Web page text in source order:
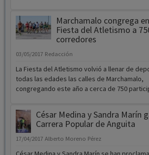
Marchamalo congrega
Fiesta del Atletismo a
corredores
03/05/2017 Redacción
La Fiesta del Atletismo volvió a llenar de
todas las edades las calles de Marchamalo,
congregando este año a cerca de 750
César Medina y Sandra Marín
Carrera Popular de Anguita
17/04/2017 Alberto Moreno Pérez